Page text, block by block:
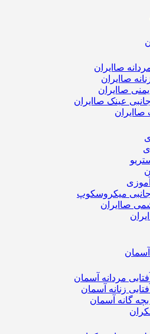
صاایران
صاایران
صاایران
عینک صاایران
جانبی میکروسکوپ
صاایران
آسمان
مردانه آسمان
زنانه آسمان
بچه گانه آسمان